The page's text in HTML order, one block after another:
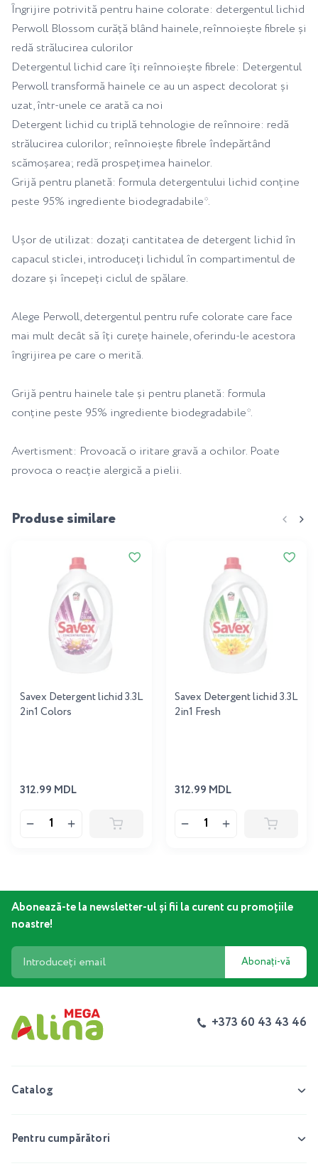
Îngrijire potrivită pentru haine colorate: detergentul lichid
Perwoll Blossom curăță blând hainele, reînnoiește fibrele și
redă strălucirea culorilor
Detergentul lichid care îți reînnoiește fibrele: Detergentul
Perwoll transformă hainele ce au un aspect decolorat și
uzat, într-unele ce arată ca noi
Detergent lichid cu triplă tehnologie de reînnoire: redă
strălucirea culorilor; reînnoiește fibrele îndepărtând
scămoșarea; redă prospețimea hainelor.
Grijă pentru planetă: formula detergentului lichid conține
peste 95% ingrediente biodegradabile*.
Ușor de utilizat: dozați cantitatea de detergent lichid în
capacul sticlei, introduceți lichidul în compartimentul de
dozare și începeți ciclul de spălare.
Alege Perwoll, detergentul pentru rufe colorate care face
mai mult decât să îți curețe hainele, oferindu-le acestora
îngrijirea pe care o merită.
Grijă pentru hainele tale și pentru planetă: formula
conține peste 95% ingrediente biodegradabile*.
Avertisment: Provoacă o iritare gravă a ochilor. Poate
provoca o reacție alergică a pielii.
Produse similare
Savex Detergent lichid 3.3L
2in1 Colors
312.99 MDL
Savex Detergent lichid 3.3L
2in1 Fresh
312.99 MDL
Abonează-te la newsletter-ul și fii la curent cu promoțiile
noastre!
Abonați-vă
+373 60 43 43 46
Catalog
Pentru cumpărători